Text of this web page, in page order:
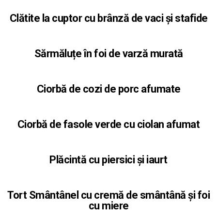
Clătite la cuptor cu brânză de vaci și stafide
Sărmăluțe în foi de varză murată
Ciorbă de cozi de porc afumate
Ciorbă de fasole verde cu ciolan afumat
Plăcintă cu piersici și iaurt
Tort Smântânel cu cremă de smântână și foi
cu miere